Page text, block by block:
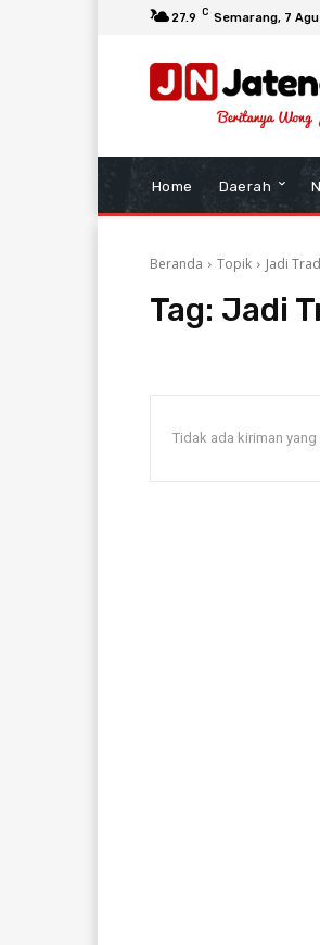
27.9 C Semarang, 7
Home Daerah
Beranda Topik Jadi
Tag: Jadi
Tidak ada kiriman